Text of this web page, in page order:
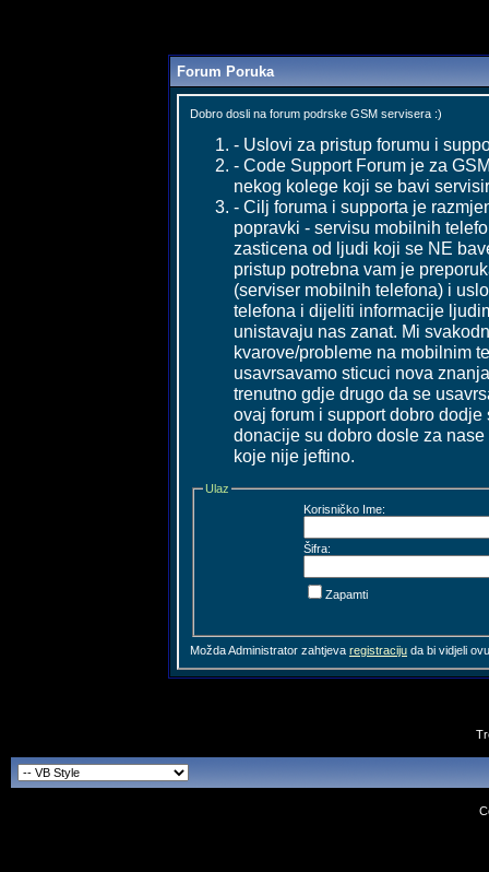
Forum Poruka
Dobro dosli na forum podrske GSM servisera :)
- Uslovi za pristup forumu i
- Code Support Forum je za
nekog kolege koji se bavi
- Cilj foruma i supporta je
popravki - servisu mobilnih
zasticena od ljudi koji se NE
pristup potrebna vam je
(serviser mobilnih telefona) i
telefona i dijeliti informacije
unistavaju nas zanat. Mi
kvarove/probleme na mobilnim
usavrsavamo sticuci nova
trenutno gdje drugo da se
ovaj forum i support dobro
donacije su dobro dosle za
koje nije jeftino.
Ulaz
Korisničko Ime:
Šifra:
Zapamti
Možda Administrator zahtjeva registraciju da bi vidjeli